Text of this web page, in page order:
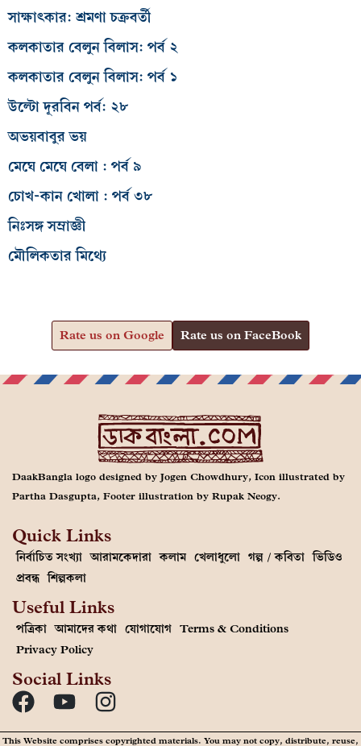
সাক্ষাৎকার: শ্রমণা চক্রবর্তী
কলকাতার বেলুন বিলাস: পর্ব ২
কলকাতার বেলুন বিলাস: পর্ব ১
উল্টো দূরবিন পর্ব: ২৮
অভয়বাবুর ভয়
মেঘে মেঘে বেলা : পর্ব ৯
চোখ-কান খোলা : পর্ব ৩৮
নিঃসঙ্গ সম্রাজ্ঞী
মৌলিকতার মিথ্যে
Rate us on Google Rate us on FaceBook
DaakBangla logo designed by Jogen Chowdhury, Icon illustrated by
Partha Dasgupta, Footer illustration by Rupak Neogy.
Quick Links
নির্বাচিত সংখ্যা আরামকেদারা কলাম খেলাধুলো গল্প / কবিতা ভিডিও
প্রবন্ধ শিল্পকলা
Useful Links
পত্রিকা আমাদের কথা যোগাযোগ Terms & Conditions
Privacy Policy
Social Links
This Website comprises copyrighted materials. You may not copy, distribute, reuse,